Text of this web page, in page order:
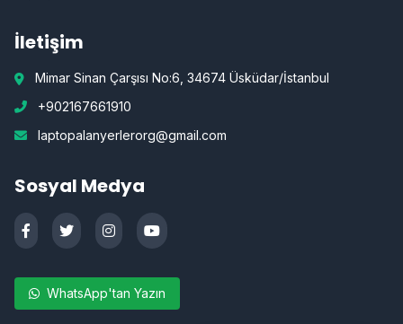
İletişim
Mimar Sinan Çarşısı No:6, 34674 Üsküdar/İstanbul
+902167661910
laptopalanyerlerorg@gmail.com
Sosyal Medya
WhatsApp'tan Yazın